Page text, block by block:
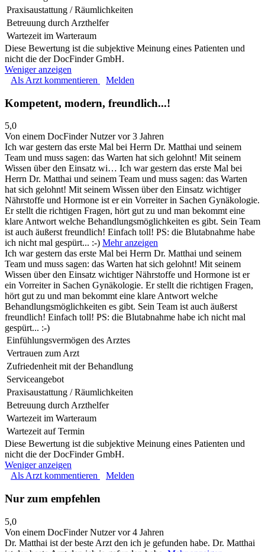
Praxisaustattung / Räumlichkeiten
Betreuung durch Arzthelfer
Wartezeit im Warteraum
Diese Bewertung ist die subjektive Meinung eines Patienten und
nicht die der DocFinder GmbH.
Weniger anzeigen
Als Arzt kommentieren
Melden
Kompetent, modern, freundlich...!
5,0
Von einem DocFinder Nutzervor 3 Jahren
Ich war gestern das erste Mal bei Herrn Dr. Matthai und seinem
Team und muss sagen: das Warten hat sich gelohnt! Mit seinem
Wissen über den Einsatz wi… Ich war gestern das erste Mal bei
Herrn Dr. Matthai und seinem Team und muss sagen: das Warten
hat sich gelohnt! Mit seinem Wissen über den Einsatz wichtiger
Nährstoffe und Hormone ist er ein Vorreiter in Sachen Gynäkologie.
Er stellt die richtigen Fragen, hört gut zu und man bekommt eine
klare Antwort welche Behandlungsmöglichkeiten es gibt. Sein Team
ist auch äußerst freundlich! Einfach toll! PS: die Blutabnahme habe
ich nicht mal gespürt... :-) Mehr anzeigen
Ich war gestern das erste Mal bei Herrn Dr. Matthai und seinem
Team und muss sagen: das Warten hat sich gelohnt! Mit seinem
Wissen über den Einsatz wichtiger Nährstoffe und Hormone ist er
ein Vorreiter in Sachen Gynäkologie. Er stellt die richtigen Fragen,
hört gut zu und man bekommt eine klare Antwort welche
Behandlungsmöglichkeiten es gibt. Sein Team ist auch äußerst
freundlich! Einfach toll! PS: die Blutabnahme habe ich nicht mal
gespürt... :-)
Einfühlungsvermögen des Arztes
Vertrauen zum Arzt
Zufriedenheit mit der Behandlung
Serviceangebot
Praxisaustattung / Räumlichkeiten
Betreuung durch Arzthelfer
Wartezeit im Warteraum
Wartezeit auf Termin
Diese Bewertung ist die subjektive Meinung eines Patienten und
nicht die der DocFinder GmbH.
Weniger anzeigen
Als Arzt kommentieren
Melden
Nur zum empfehlen
5,0
Von einem DocFinder Nutzervor 4 Jahren
Dr. Matthai ist der beste Arzt den ich je gefunden habe. Dr. Matthai